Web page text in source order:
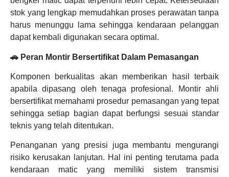
stok yang lengkap memudahkan proses perawatan tanpa
harus menunggu lama sehingga kendaraan pelanggan
dapat kembali digunakan secara optimal.
🚗 Peran Montir Bersertifikat Dalam Pemasangan
Komponen berkualitas akan memberikan hasil terbaik
apabila dipasang oleh tenaga profesional. Montir ahli
bersertifikat memahami prosedur pemasangan yang tepat
sehingga setiap bagian dapat berfungsi sesuai standar
teknis yang telah ditentukan.
Penanganan yang presisi juga membantu mengurangi
risiko kerusakan lanjutan. Hal ini penting terutama pada
kendaraan matic yang memiliki sistem transmisi